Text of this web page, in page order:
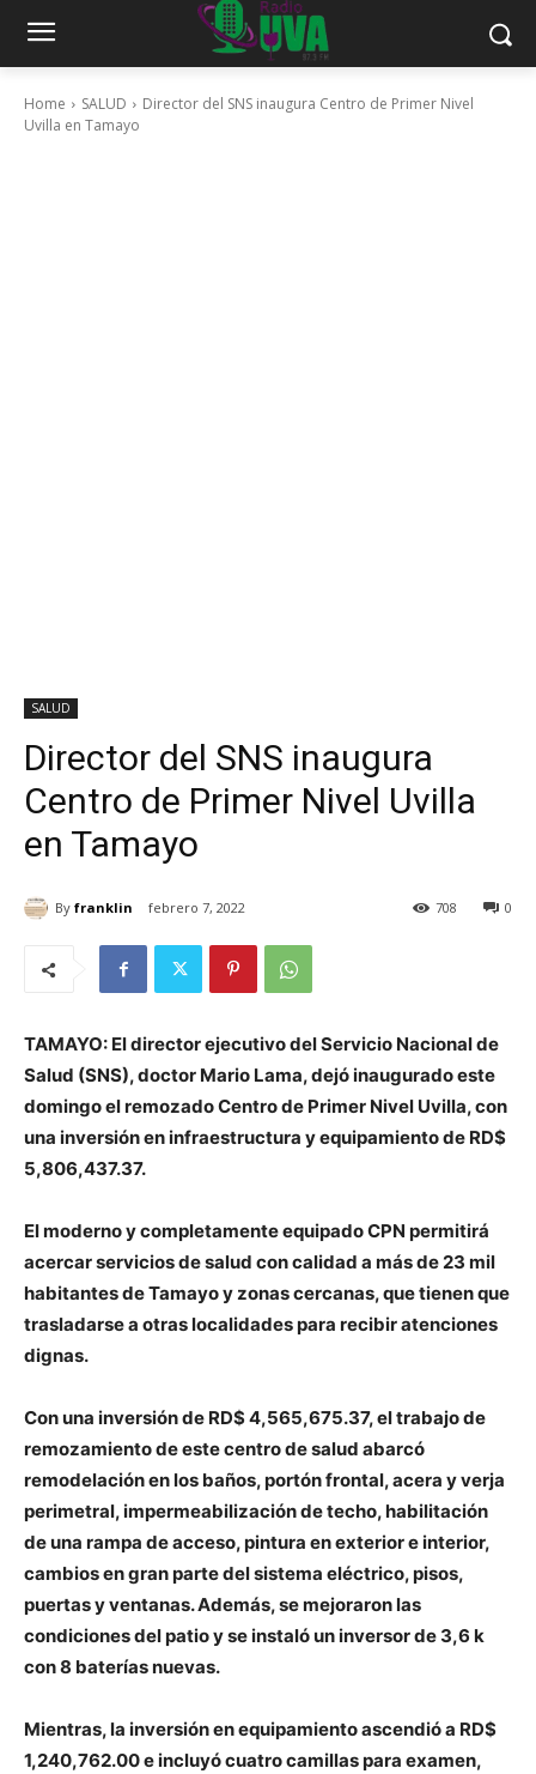
Home SALUD
Director del SNS inaugura Centro de Primer Nivel
Uvilla en Tamayo
SALUD
Director del SNS inaugura
Centro de Primer Nivel Uvilla
en Tamayo
By franklin febrero 7, 2022 0
708
TAMAYO: El director ejecutivo del Servicio Nacional de
Salud (SNS), doctor Mario Lama, dejó inaugurado este
domingo el remozado Centro de Primer Nivel Uvilla, con
una inversión en infraestructura y equipamiento de RD$
5,806,437.37.
El moderno y completamente equipado CPN permitirá
acercar servicios de salud con calidad a más de 23 mil
habitantes de Tamayo y zonas cercanas, que tienen que
trasladarse a otras localidades para recibir atenciones
dignas.
Con una inversión de RD$ 4,565,675.37, el trabajo de
remozamiento de este centro de salud abarcó
remodelación en los baños, portón frontal, acera y verja
perimetral, impermeabilización de techo, habilitación
de una rampa de acceso, pintura en exterior e interior,
cambios en gran parte del sistema eléctrico, pisos,
puertas y ventanas.Además, se mejoraron las
condiciones del patio y se instaló un inversor de 3,6 k
con 8 baterías nuevas.
Mientras, la inversión en equipamiento ascendió a RD$
1,240,762.00 e incluyó cuatro camillas para examen,